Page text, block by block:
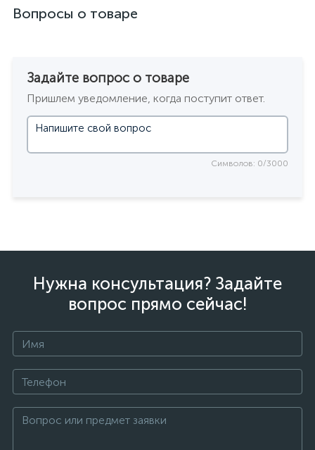
Вопросы о товаре
Задайте вопрос о товаре
Пришлем уведомление, когда поступит ответ.
Символов: 0/3000
Нужна консультация? Задайте
вопрос прямо сейчас!